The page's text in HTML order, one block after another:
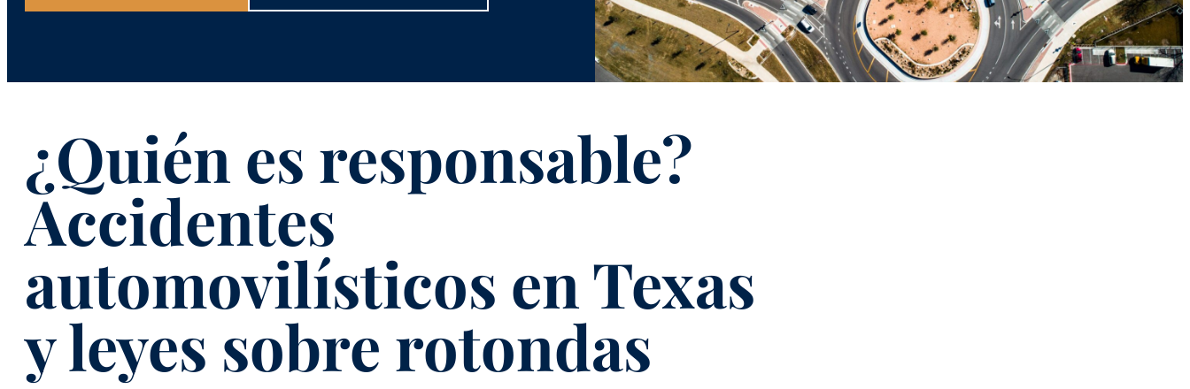
¿Quién es responsable?
Accidentes
automovilísticos en Texas
y leyes sobre rotondas